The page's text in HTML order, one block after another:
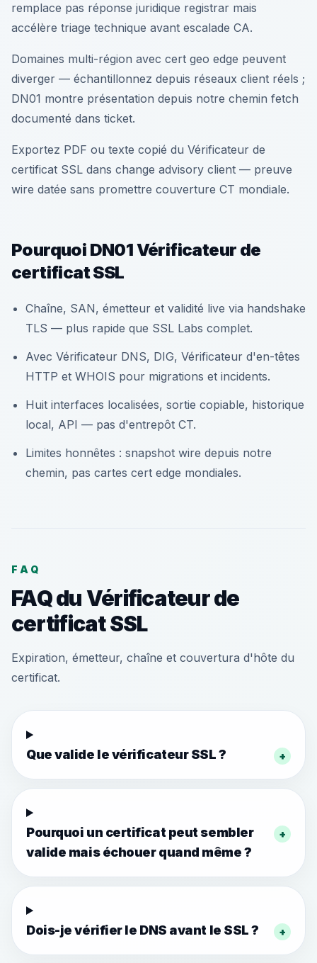
remplace pas réponse juridique registrar mais
accélère triage technique avant escalade CA.
Domaines multi-région avec cert geo edge peuvent
diverger — échantillonnez depuis réseaux client réels ;
DN01 montre présentation depuis notre chemin fetch
documenté dans ticket.
Exportez PDF ou texte copié du Vérificateur de
certificat SSL dans change advisory client — preuve
wire datée sans promettre couverture CT mondiale.
Pourquoi DN01 Vérificateur de
certificat SSL
Chaîne, SAN, émetteur et validité live via handshake
TLS — plus rapide que SSL Labs complet.
Avec Vérificateur DNS, DIG, Vérificateur d'en-têtes
HTTP et WHOIS pour migrations et incidents.
Huit interfaces localisées, sortie copiable, historique
local, API — pas d'entrepôt CT.
Limites honnêtes : snapshot wire depuis notre
chemin, pas cartes cert edge mondiales.
FAQ
FAQ du Vérificateur de
certificat SSL
Expiration, émetteur, chaîne et couvertura d'hôte du
certificat.
Que valide le vérificateur SSL ? +
Pourquoi un certificat peut sembler
valide mais échouer quand même ?
+
Dois-je vérifier le DNS avant le SSL ? +